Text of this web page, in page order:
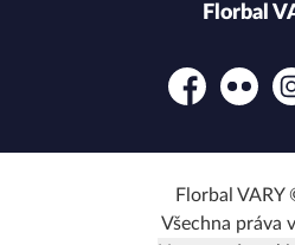
Florbal
FacebookFlickr
Florbal VARY
Všechna práva